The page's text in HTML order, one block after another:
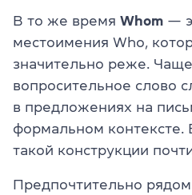
В то же время Whom —
местоимения Who,
значительно реже. Чаще
вопросительное слово
в предложениях на
формальном контексте.
такой конструкции
Предпочтительно